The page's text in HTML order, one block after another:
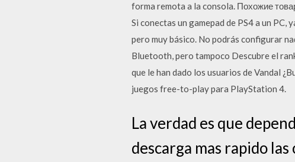
forma remota a la consola. Похожие
Si conectas un gamepad de PS4 a un
pero muy básico. No podrás configurar
Bluetooth, pero tampoco Descubre el
que le han dado los usuarios de Vandal
juegos free-to-play para PlayStation 4.
La verdad es que
descarga mas rapido